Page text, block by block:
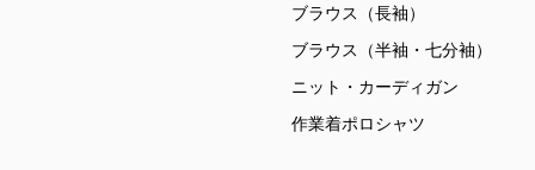
ブラウス（長袖）
ブラウス（半袖・七分袖）
ニット・カーディガン
作業着ポロシャツ